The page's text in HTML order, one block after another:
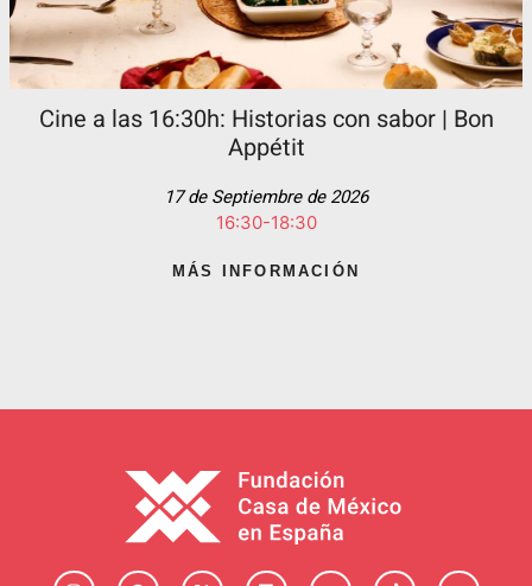
Cine a las 16:30h: Historias con sabor | Bon
Appétit
17 de Septiembre de 2026
16:30-18:30
MÁS INFORMACIÓN